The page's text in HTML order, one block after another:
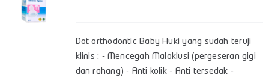
Dot orthodontic Baby Huki yang sudah teruji
klinis : - Mencegah Maloklusi (pergeseran gigi
dan rahang) - Anti kolik - Anti tersedak -